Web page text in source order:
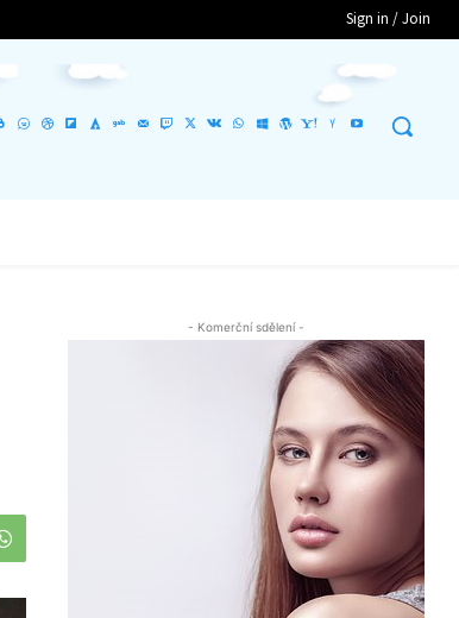
Sign in / Join
- Komerční sdělení -